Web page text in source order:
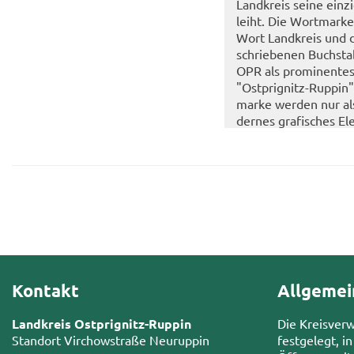
Land­kreis seine
leiht. Die
Wort Land­kreis und
schrie­be­nen
OPR als
"Ostprignitz-​​
mar­ke wer­den nur
der­nes gra­fi­sches
Kontakt
Landkreis Ostprignitz-Ruppin
Standort Virchowstraße Neuruppin
Die
festgelegt,